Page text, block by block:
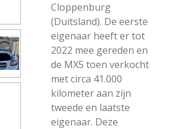
Cloppenburg
(Duitsland). De eerste
eigenaar heeft er tot
2022 mee gereden en
de MX5 toen verkocht
met circa 41.000
kilometer aan zijn
tweede en laatste
eigenaar. Deze